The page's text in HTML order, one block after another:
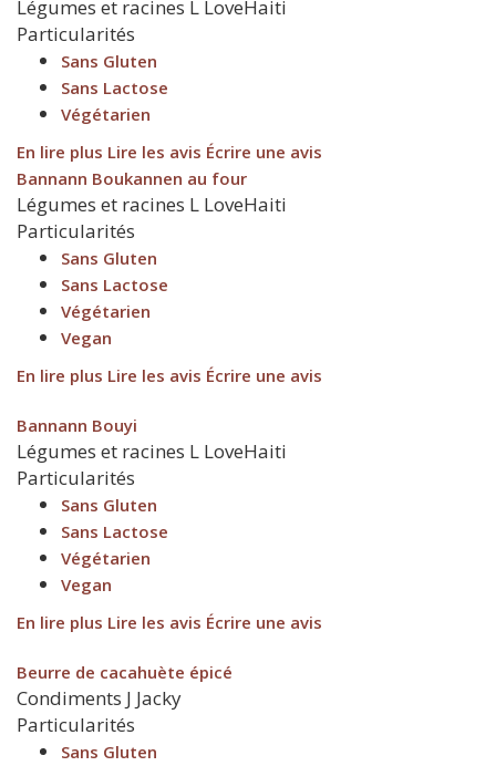
Légumes et racines L LoveHaiti
Particularités
Sans Gluten
Sans Lactose
Végétarien
En lire plus Lire les avis Écrire une avis
Bannann Boukannen au four
Légumes et racines L LoveHaiti
Particularités
Sans Gluten
Sans Lactose
Végétarien
Vegan
En lire plus Lire les avis Écrire une avis
Bannann Bouyi
Légumes et racines L LoveHaiti
Particularités
Sans Gluten
Sans Lactose
Végétarien
Vegan
En lire plus Lire les avis Écrire une avis
Beurre de cacahuète épicé
Condiments J Jacky
Particularités
Sans Gluten